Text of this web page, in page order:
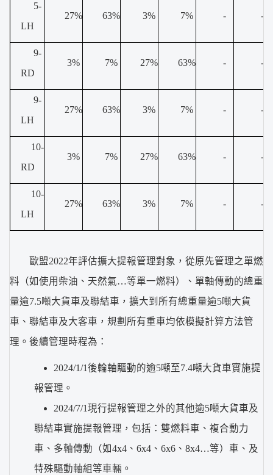
5-
LH
27% 63% 3% 7% - -
9-
RD
3% 7% 27% 63% - -
9-
LH
27% 63% 3% 7% - -
10-
RD
3% 7% 27% 63% - -
10-
LH
27% 63% 3% 7% - -
歐盟2022年評估擴大提報管理對象，從原先管理之單燃
料（如使用柴油、天然氣…等單一燃料）、單軸傳動的總重
量逾7.5噸大貨車及聯結車，擴大到所有總重量逾5噸大貨
車、聯結車及大客車，規劃所有重車均依模擬計算方法管
理。後續管理時程為：
2024/1/1後輪軸驅動的逾5噸至7.4噸大貨車實施提
報管理。
2024/7/1現行提報管理之外的其他逾5噸大貨車及
聯結車實施提報管理，包括：雙燃料車、複合動力
車、多軸傳動（如4x4、6x4、6x6、8x4…等）車、及
特殊驅動軸組等車輛。